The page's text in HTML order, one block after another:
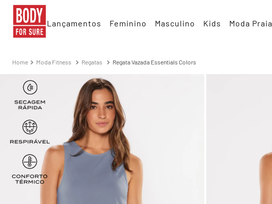
Lançamentos Feminino Masculino Kids Moda Praia
Moda Fitness Regatas Regata Vazada Essentials Colors